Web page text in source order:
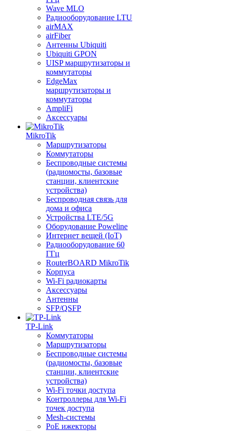
Wave MLO
Радиооборудование LTU
airMAX
airFiber
Антенны Ubiquiti
Ubiquiti GPON
UISP маршрутизаторы и
коммутаторы
EdgeMax
маршрутизаторы и
коммутаторы
AmpliFi
Аксессуары
MikroTik
Маршрутизаторы
Коммутаторы
Беспроводные системы
(радиомосты, базовые
станции, клиентские
устройства)
Беспроводная связь для
дома и офиса
Устройства LTE/5G
Оборудование Poweline
Интернет вещей (IoT)
Радиооборудование 60
ГГц
RouterBOARD MikroTik
Корпуса
Wi-Fi радиокарты
Аксессуары
Антенны
SFP/QSFP
TP-Link
Коммутаторы
Маршрутизаторы
Беспроводные системы
(радиомосты, базовые
станции, клиентские
устройства)
Wi-Fi точки доступа
Контроллеры для Wi-Fi
точек доступа
Mesh-системы
PoE ижекторы